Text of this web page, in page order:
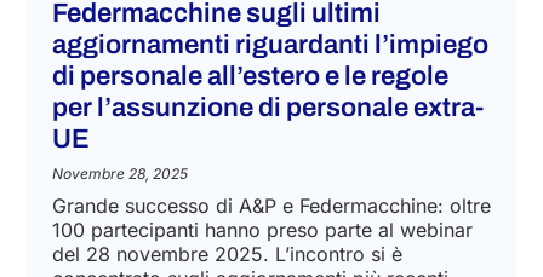
28/11/2025 – Grande
partecipazione al webinar di A&P e
Federmacchine sugli ultimi
aggiornamenti riguardanti l’impiego
di personale all’estero e le regole
per l’assunzione di personale extra-
UE
Novembre 28, 2025